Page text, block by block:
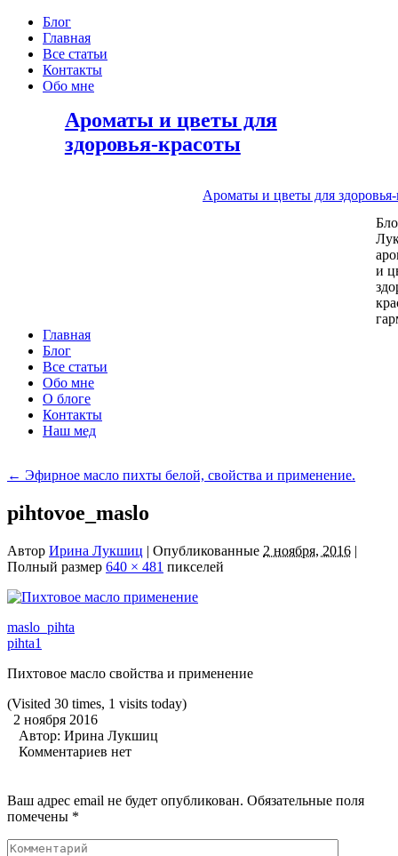
Блог
Главная
Все статьи
Контакты
Обо мне
Ароматы и цветы для
здоровья-красоты
Ароматы и цветы для
и
Главная
Блог
Все статьи
Обо мне
О блоге
Контакты
Наш мед
← Эфирное масло пихты белой, свойства и применение.
pihtovoe_maslo
Автор Ирина Лукшиц | Опубликованные 2 ноября, 2016 |
Полный размер 640 × 481 пикселей
maslo_pihta
pihta1
Пихтовое масло свойства и применение
(Visited 30 times, 1 visits today)
2 ноября 2016
Автор: Ирина Лукшиц
Комментариев нет
Ваш адрес email не будет опубликован. Обязательные поля
помечены *
Комментарий